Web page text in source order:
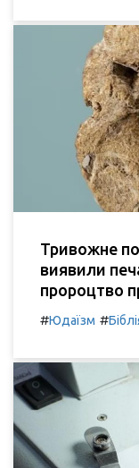
Тривожне
виявили
пророцтво
#Юдаїзм #